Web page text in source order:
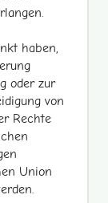
haben,
oder zur
von
Rechte
Union